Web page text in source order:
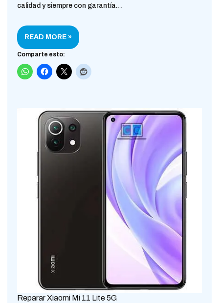
calidad y siempre con garantía…
READ MORE »
Comparte esto:
Reparar Xiaomi Mi 11 Lite 5G